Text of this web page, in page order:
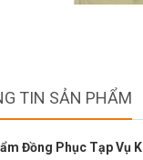
TIN SẢN PHẨM
Đồng Phục Tạp Vụ